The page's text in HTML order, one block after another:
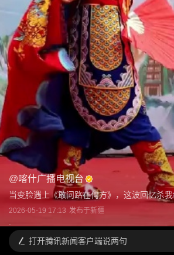
@喀什广播电视台
当变脸遇上《敢问路在何方》，这波回忆杀我
2026-05-19 17:13 发布于新疆
打开腾讯新闻客户端说两句